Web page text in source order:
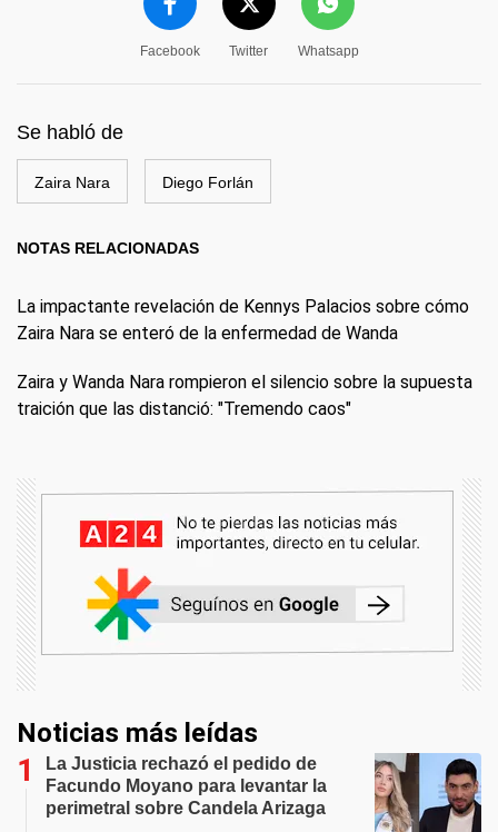
Facebook Twitter Whatsapp
Se habló de
Zaira Nara Diego Forlán
NOTAS RELACIONADAS
La impactante revelación de Kennys Palacios sobre cómo
Zaira Nara se enteró de la enfermedad de Wanda
Zaira y Wanda Nara rompieron el silencio sobre la supuesta
traición que las distanció: "Tremendo caos"
Noticias más leídas
La Justicia rechazó el pedido de
Facundo Moyano para levantar la
perimetral sobre Candela Arizaga